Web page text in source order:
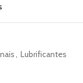
, Lubrificantes